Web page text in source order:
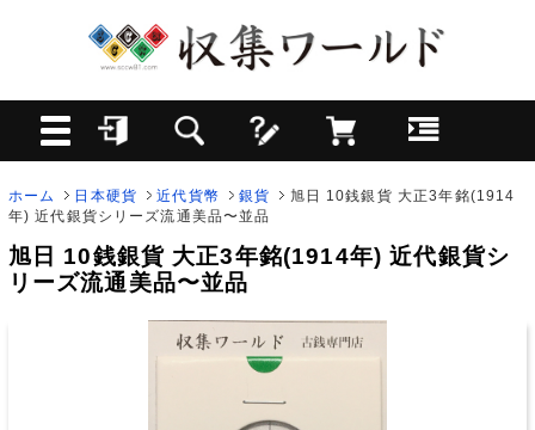
ホーム 日本硬貨 近代貨幣 銀貨
旭日 10銭銀貨 大正3年銘(1914
年) 近代銀貨シリーズ流通美品〜並品
旭日 10銭銀貨 大正3年銘(1914年) 近代銀貨シ
リーズ流通美品〜並品